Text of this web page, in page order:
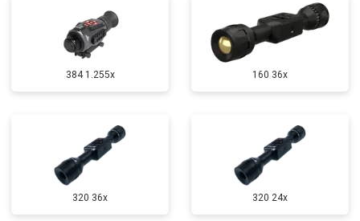
384 1.255х 160 36x
320 36x 320 24x